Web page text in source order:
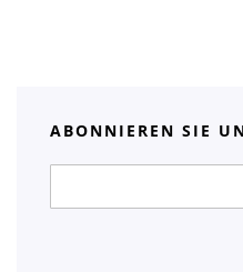
ABONNIEREN SIE
Newsletter: